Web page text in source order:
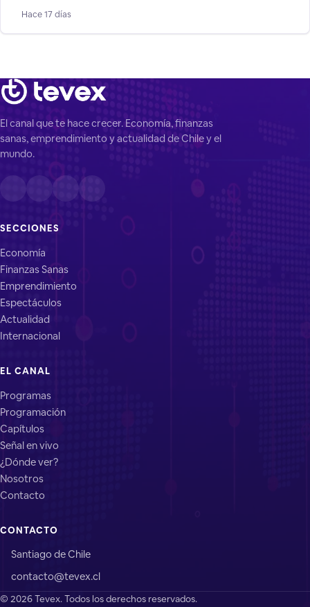
rubro de supuestos "videntes".
Hace 17 días
El canal que te hace crecer. Economía, finanzas
sanas, emprendimiento y actualidad de Chile y el
mundo.
SECCIONES
Economía
Finanzas Sanas
Emprendimiento
Espectáculos
Actualidad
Internacional
EL CANAL
Programas
Programación
Capítulos
Señal en vivo
¿Dónde ver?
Nosotros
Contacto
CONTACTO
Santiago de Chile
contacto@tevex.cl
© 2026 Tevex. Todos los derechos reservados.